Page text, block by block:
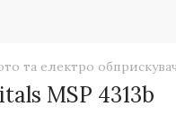
та електро
MSP 4313b